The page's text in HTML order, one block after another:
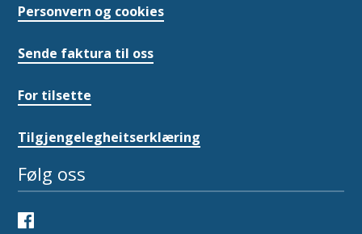
Personvern og cookies
Sende faktura til oss
For tilsette
Tilgjengelegheitserklæring
Følg oss